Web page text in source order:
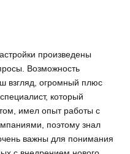
произведены
Возможность
взгляд, огромный плюс
который
имел опыт работы с
поэтому знал
важны для понимания